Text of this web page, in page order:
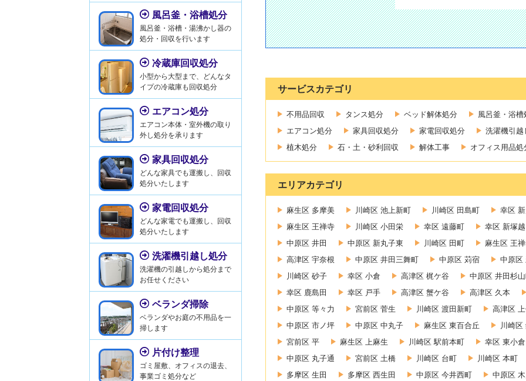
サービスカテゴリ
不用品回収 タンス処分 ベッド解体処分 風呂釜・浴槽
エアコン処分
家具回収処分 家電回収処分 洗濯機引越
植木処分
石・土・砂利回収 解体工事 オフィス用品処
エリアカテゴリ
麻生区 多摩美 川崎区 池上新町 川崎区 田島町 幸区
麻生区 王禅寺
川崎区 小田栄 幸区 遠藤町 幸区 新塚越
中原区 井田
中原区 新丸子東 川崎区 田町 麻生区 王
高津区 宇奈根
中原区 井田三舞町 中原区 苅宿 中原区
川崎区 砂子
幸区 小倉 高津区 梶ケ谷 中原区 井田杉
幸区 鹿島田
幸区 戸手 高津区 蟹ケ谷 高津区 久本
中原区 等々力
宮前区 菅生 川崎区 渡田新町 高津区
中原区 市ノ坪
中原区 中丸子 麻生区 東百合丘 川崎区
宮前区 平
麻生区 上麻生 川崎区 駅前本町 幸区 東小倉
中原区 丸子通
宮前区 土橋 川崎区 台町 川崎区 本町
多摩区 生田
多摩区 西生田 中原区 今井西町 中原区
風呂釜・浴槽処分
風呂釜・浴槽・湯沸かし器の
処分・回収を行います
冷蔵庫回収処分
小型から大型まで、どんなタ
イプの冷蔵庫も回収処分
エアコン処分
エアコン本体・室外機の取り
外し処分を承ります
家具回収処分
どんな家具でも運搬し、回収
処分いたします
家電回収処分
どんな家電でも運搬し、回収
処分いたします
洗濯機引越し処分
洗濯機の引越しから処分まで
お任せください
ベランダ掃除
ベランダやお庭の不用品を一
掃します
片付け整理
ゴミ屋敷、オフィスの退去、
事業ゴミ処分など